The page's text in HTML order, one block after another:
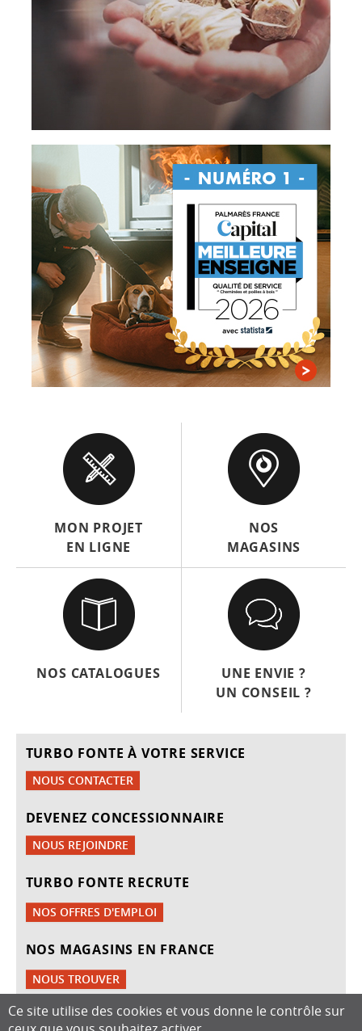
MON PROJET
EN LIGNE
NOS
MAGASINS
NOS CATALOGUES
UNE ENVIE ?
UN CONSEIL ?
TURBO FONTE À VOTRE SERVICE
NOUS CONTACTER
DEVENEZ CONCESSIONNAIRE
NOUS REJOINDRE
TURBO FONTE RECRUTE
NOS OFFRES D'EMPLOI
NOS MAGASINS EN FRANCE
NOUS TROUVER
Ce site utilise des cookies et vous donne le contrôle sur